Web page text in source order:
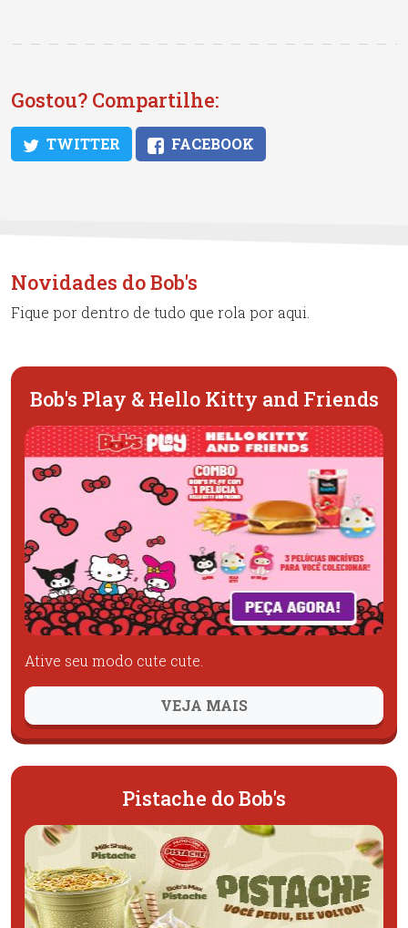
Gostou? Compartilhe:
TWITTER FACEBOOK
Novidades do Bob's
Fique por dentro de tudo que rola por aqui.
Bob's Play & Hello Kitty and Friends
Ative seu modo cute cute.
VEJA MAIS
Pistache do Bob's